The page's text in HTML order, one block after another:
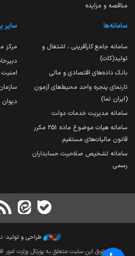
مناقصه و مزایده
سامانه‌ها
سامانه جامع کارآفرینی ، اشتغال و
تولید(کات)
بانک داده‌های اقتصادی و مالی
تارنمای پنجره واحد محیط‌های آزمون
(ایران تما)
سامانه مدیریت خدمات دولت
سامانه هیات موضوع ماده 251 مکرر
قانون مالیات‌های مستقیم
سامانه تشخیص صلاحیت حسابداران
رسمی
سایر
مرکز
طراحی و تولید:
تمام حقوق این سایت متعلق به پورتال وزارت امور